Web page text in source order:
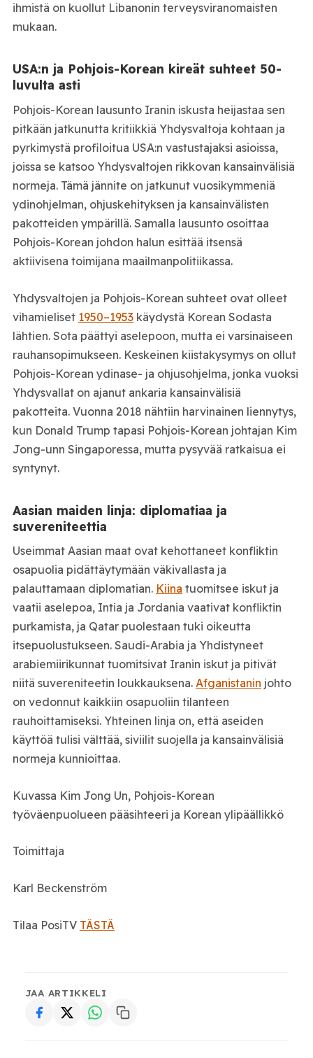
ihmistä on kuollut Libanonin terveysviranomaisten
mukaan.
USA:n ja Pohjois-Korean kireät suhteet 50-
luvulta asti
Pohjois-Korean lausunto Iranin iskusta heijastaa sen
pitkään jatkunutta kritiikkiä Yhdysvaltoja kohtaan ja
pyrkimystä profiloitua USA:n vastustajaksi asioissa,
joissa se katsoo Yhdysvaltojen rikkovan kansainvälisiä
normeja. Tämä jännite on jatkunut vuosikymmeniä
ydinohjelman, ohjuskehityksen ja kansainvälisten
pakotteiden ympärillä. Samalla lausunto osoittaa
Pohjois-Korean johdon halun esittää itsensä
aktiivisena toimijana maailmanpolitiikassa.
Yhdysvaltojen ja Pohjois-Korean suhteet ovat olleet
vihamieliset 1950–1953käydystä Korean Sodasta
lähtien. Sota päättyi aselepoon, mutta ei varsinaiseen
rauhansopimukseen. Keskeinen kiistakysymys on ollut
Pohjois-Korean ydinase- ja ohjusohjelma, jonka vuoksi
Yhdysvallat on ajanut ankaria kansainvälisiä
pakotteita. Vuonna 2018 nähtiin harvinainen liennytys,
kun Donald Trump tapasi Pohjois-Korean johtajan Kim
Jong-unn Singaporessa, mutta pysyvää ratkaisua ei
syntynyt.
Aasian maiden linja: diplomatiaa ja
suvereniteettia
Useimmat Aasian maat ovat kehottaneet konfliktin
osapuolia pidättäytymään väkivallasta ja
palauttamaan diplomatian. Kiina tuomitsee iskut ja
vaatii aselepoa, Intia ja Jordania vaativat konfliktin
purkamista, ja Qatar puolestaan tuki oikeutta
itsepuolustukseen. Saudi-Arabia ja Yhdistyneet
arabiemiirikunnat tuomitsivat Iranin iskut ja pitivät
niitä suvereniteetin loukkauksena. Afganistanin johto
on vedonnut kaikkiin osapuoliin tilanteen
rauhoittamiseksi. Yhteinen linja on, että aseiden
käyttöä tulisi välttää, siviilit suojella ja kansainvälisiä
normeja kunnioittaa.
Kuvassa Kim Jong Un, Pohjois-Korean
työväenpuolueen pääsihteeri ja Korean ylipäällikkö
Toimittaja
Karl Beckenström
Tilaa PosiTV TÄSTÄ
JAA ARTIKKELI